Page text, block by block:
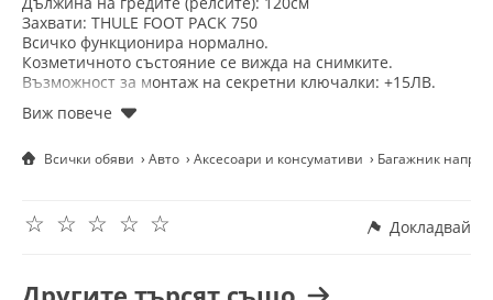
Захвати: THULE FOOT PACK 750
Всичко функционира нормално.
Козметичното състояние се вижда на снимките.
Възможност за монтаж на секретни ключалки: +15ЛВ.
Доставка с куриер САМО с предварителен депозит от
На тези багажници тип напречни греди могат да бъдат
и Halfords - стойки за велосипеди, ски багажници,
държачи за сноуборд, стойки за лодки и други.
Всички обяви Авто Аксесоари и консумативи Багажник
☆
☆
☆
☆
☆ Докладвай